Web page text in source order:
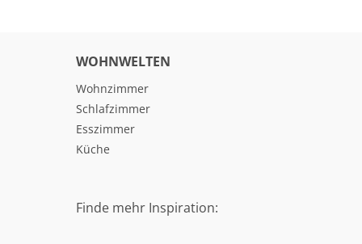
WOHNWELTEN
Wohnzimmer
Schlafzimmer
Esszimmer
Küche
Finde mehr Inspiration: